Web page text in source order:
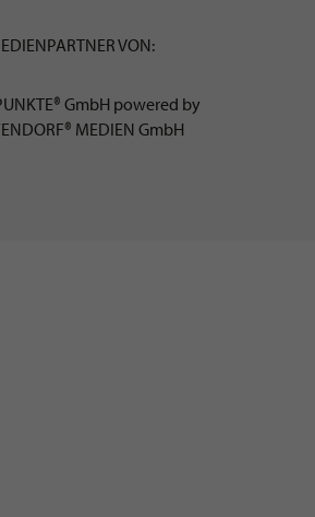
VON:
GmbH powered by
MEDIEN GmbH